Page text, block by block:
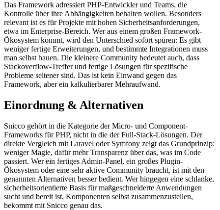
Das Framework adressiert PHP-Entwickler und Teams, die
Kontrolle über ihre Abhängigkeiten behalten wollen. Besonders
relevant ist es für Projekte mit hohen Sicherheitsanforderungen,
etwa im Enterprise-Bereich. Wer aus einem großen Framework-
Ökosystem kommt, wird den Unterschied sofort spüren: Es gibt
weniger fertige Erweiterungen, und bestimmte Integrationen muss
man selbst bauen. Die kleinere Community bedeutet auch, dass
Stackoverflow-Treffer und fertige Lösungen für spezifische
Probleme seltener sind. Das ist kein Einwand gegen das
Framework, aber ein kalkulierbarer Mehraufwand.
Einordnung & Alternativen
Snicco gehört in die Kategorie der Micro- und Component-
Frameworks für PHP, nicht in die der Full-Stack-Lösungen. Der
direkte Vergleich mit Laravel oder Symfony zeigt das Grundprinzip:
weniger Magie, dafür mehr Transparenz über das, was im Code
passiert. Wer ein fertiges Admin-Panel, ein großes Plugin-
Ökosystem oder eine sehr aktive Community braucht, ist mit den
genannten Alternativen besser bedient. Wer hingegen eine schlanke,
sicherheitsorientierte Basis für maßgeschneiderte Anwendungen
sucht und bereit ist, Komponenten selbst zusammenzustellen,
bekommt mit Snicco genau das.